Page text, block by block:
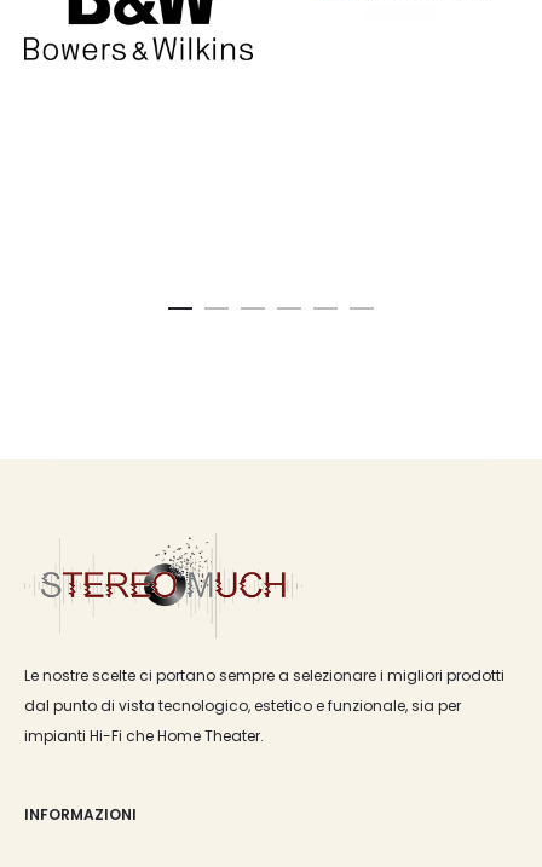
Le nostre scelte ci portano sempre a selezionare i migliori prodotti
dal punto di vista tecnologico, estetico e funzionale, sia per
impianti Hi-Fi che Home Theater.
INFORMAZIONI